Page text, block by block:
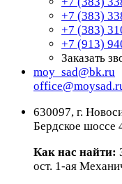
+7 (383)
+7 (383)
+7 (913)
Заказать
moy_sad@bk.ru
630097, г.
Бердское шоссе
Как нас найти:
ост. 1-ая